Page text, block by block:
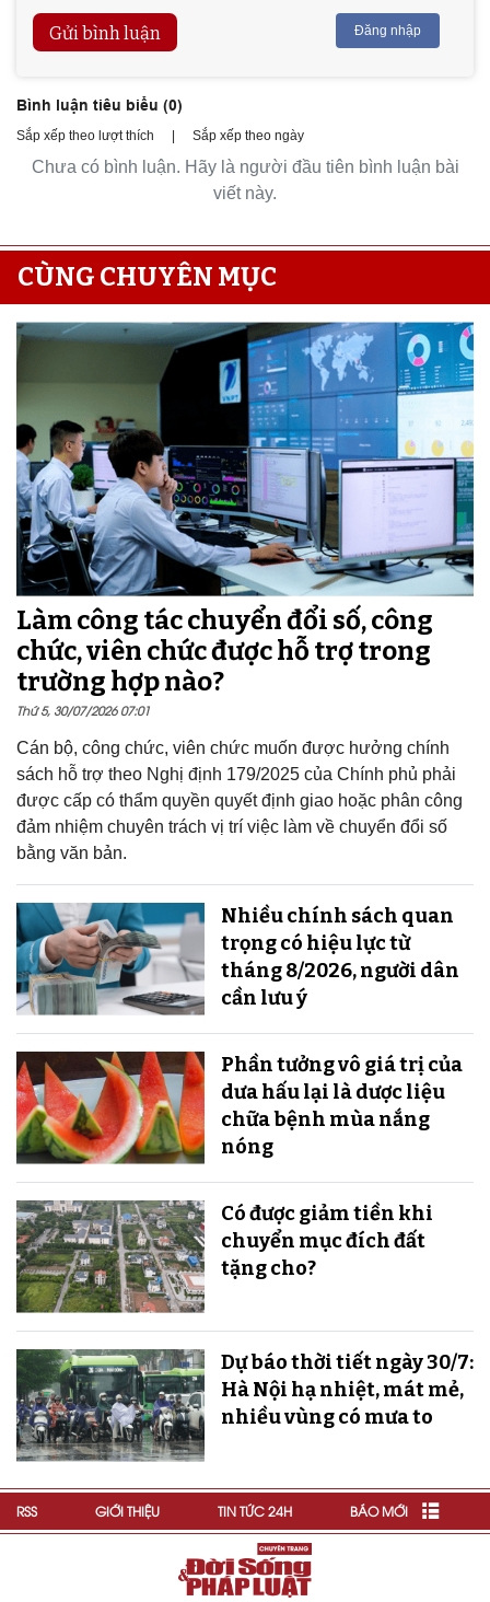
Gửi bình luận Đăng nhập
Bình luận tiêu biểu (0)
Sắp xếp theo lượt thích Sắp xếp theo ngày
Chưa có bình luận. Hãy là người đầu tiên bình luận bài
viết này.
CÙNG CHUYÊN MỤC
Làm công tác chuyển đổi số, công
chức, viên chức được hỗ trợ trong
trường hợp nào?
Thứ 5, 30/07/2026 07:01
Cán bộ, công chức, viên chức muốn được hưởng chính
sách hỗ trợ theo Nghị định 179/2025 của Chính phủ phải
được cấp có thẩm quyền quyết định giao hoặc phân công
đảm nhiệm chuyên trách vị trí việc làm về chuyển đổi số
bằng văn bản.
Nhiều chính sách quan
trọng có hiệu lực từ
tháng 8/2026, người dân
cần lưu ý
Phần tưởng vô giá trị của
dưa hấu lại là dược liệu
chữa bệnh mùa nắng
nóng
Có được giảm tiền khi
chuyển mục đích đất
tặng cho?
Dự báo thời tiết ngày 30/7:
Hà Nội hạ nhiệt, mát mẻ,
nhiều vùng có mưa to
RSS GIỚI THIỆU TIN TỨC 24H BÁO MỚI